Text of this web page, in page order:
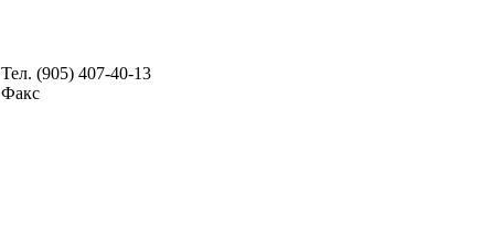
Тел. (905) 407-40-13
Факс